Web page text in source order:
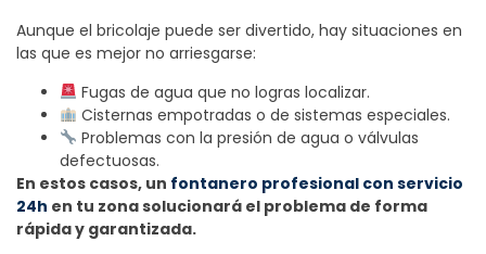
Aunque el bricolaje puede ser divertido, hay situaciones en
las que es mejor no arriesgarse:
Fugas de agua que no logras localizar.
Cisternas empotradas o de sistemas especiales.
Problemas con la presión de agua o válvulas
defectuosas.
En estos casos, un fontanero profesional con servicio
24h en tu zona solucionará el problema de forma
rápida y garantizada.